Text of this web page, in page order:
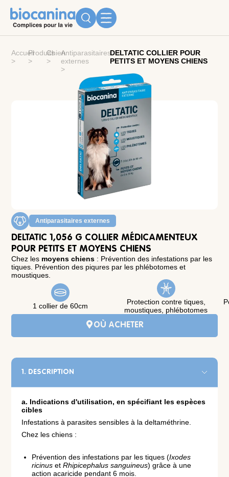
Accueil
>
Produits
>
Chien
>
Antiparasitaires
externes
>
DELTATIC COLLIER POUR
PETITS ET MOYENS CHIENS
Antiparasitaires externes
DELTATIC 1,056 G COLLIER MÉDICAMENTEUX
POUR PETITS ET MOYENS CHIENS
Chez les moyens chiens : Prévention des infestations par les
tiques. Prévention des piqures par les phlébotomes et
moustiques.
1 collier de 60cm
Protection contre tiques,
moustiques, phlébotomes
OÙ ACHETER
1. DESCRIPTION
a. Indications d'utilisation, en spécifiant les espèces
cibles
Infestations à parasites sensibles à la deltaméthrine.
Chez les chiens :
Prévention des infestations par les tiques (Ixodes
ricinus etRhipicephalus sanguineus) grâce à une
action acaricide pendant 6 mois.